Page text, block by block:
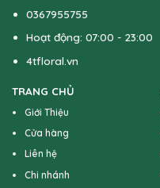
0367955755
Hoạt động: 07:00 - 23:00
4tfloral.vn
TRANG CHỦ
Giới Thiệu
Cửa hàng
Liên hệ
Chi nhánh